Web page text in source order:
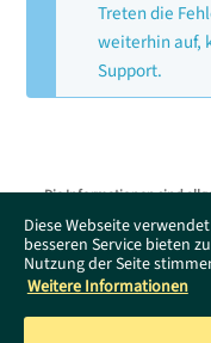
Diese Webseite
besseren Service bieten
Nutzung der Seite
Weitere Informationen
Treten die
weiterhin auf,
Support.
Die Informationen sind
Das Supportportal
bleiben ohne
darauf hingewiesen,